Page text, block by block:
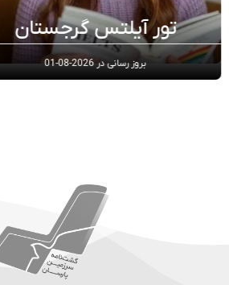
تور عمان
بروز رسانی در2024-10-18